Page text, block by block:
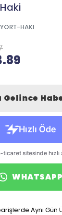
HAKI
Gelince
WHATSAPP
Aynı Gün